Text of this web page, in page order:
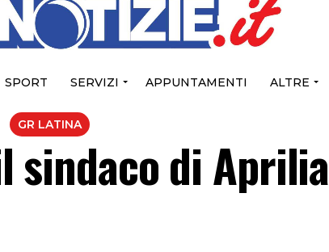
SPORT SERVIZI APPUNTAMENTI ALTRE
GR LATINA
di Aprilia